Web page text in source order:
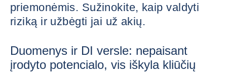
priemonėmis. Sužinokite, kaip valdyti
riziką ir užbėgti jai už akių.
Duomenys ir DI versle: nepaisant
įrodyto potencialo, vis iškyla kliūčių